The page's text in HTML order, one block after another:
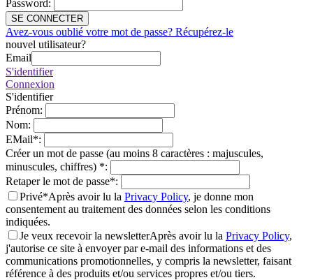
Password:
SE CONNECTER
Avez-vous oublié votre mot de passe? Récupérez-le
nouvel utilisateur?
Email
S'identifier
Connexion
S'identifier
Prénom:
Nom:
EMail*:
Créer un mot de passe (au moins 8 caractères : majuscules,
minuscules, chiffres) *:
Retaper le mot de passe*:
Privé*Après avoir lu la Privacy Policy, je donne mon
consentement au traitement des données selon les conditions
indiquées.
Je veux recevoir la newsletterAprès avoir lu la Privacy Policy,
j'autorise ce site à envoyer par e-mail des informations et des
communications promotionnelles, y compris la newsletter, faisant
référence à des produits et/ou services propres et/ou tiers.